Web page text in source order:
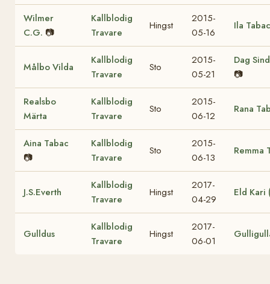
Wilmer
C.G. 📷
Kallblodig
Travare
Hingst
2015-
05-16
Ila Tabac
Målbo Vilda
Kallblodig
Travare
Sto
2015-
05-21
Dag
📷
Realsbo
Märta
Kallblodig
Travare
Sto
2015-
06-12
Rana
Aina Tabac
📷
Kallblodig
Travare
Sto
2015-
06-13
Remma
J.S.Everth
Kallblodig
Travare
Hingst
2017-
04-29
Eld Kari
Gulldus
Kallblodig
Travare
Hingst
2017-
06-01